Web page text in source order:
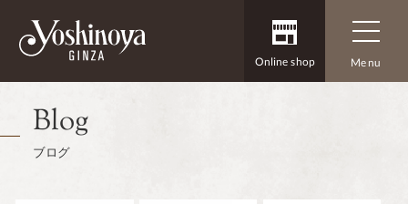
Online shop Menu
Blog
ブログ